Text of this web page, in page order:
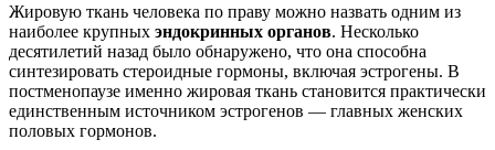
Жировую ткань человека по праву можно назвать одним из
наиболее крупных эндокринных органов. Несколько
десятилетий назад было обнаружено, что она способна
синтезировать стероидные гормоны, включая эстрогены. В
постменопаузе именно жировая ткань становится практически
единственным источником эстрогенов — главных женских
половых гормонов.